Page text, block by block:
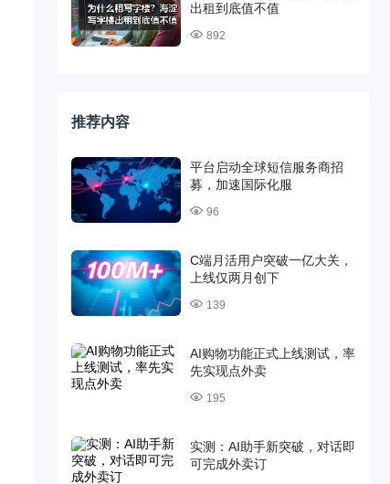
出租到底值不值
892
推荐内容
平台启动全球短信服务商招
募，加速国际化服
96
C端月活用户突破一亿大关，
上线仅两月创下
139
AI购物功能正式上线测试，率
先实现点外卖
195
实测：AI助手新突破，对话即
可完成外卖订